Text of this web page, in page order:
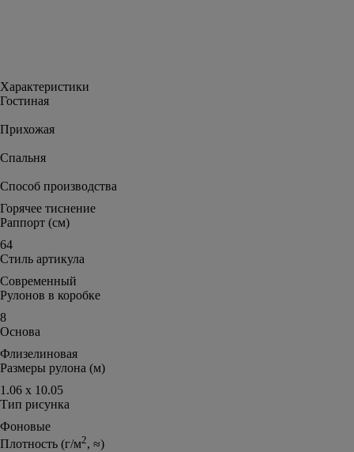
Характеристики
Гостиная
Прихожая
Спальня
Способ производства
Горячее тиснение
Раппорт (см)
64
Стиль артикула
Современный
Рулонов в коробке
8
Основа
Флизелиновая
Размеры рулона (м)
1.06 х 10.05
Тип рисунка
Фоновые
Плотность (г/м2, ≈)